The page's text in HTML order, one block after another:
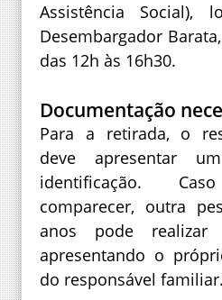
Assistência Social),
Desembargador
das 12h às 16h30.
Documentação
Para a retirada, o
deve apresentar
identificação.
comparecer, outra
anos pode realizar
apresentando o
do responsável familiar.